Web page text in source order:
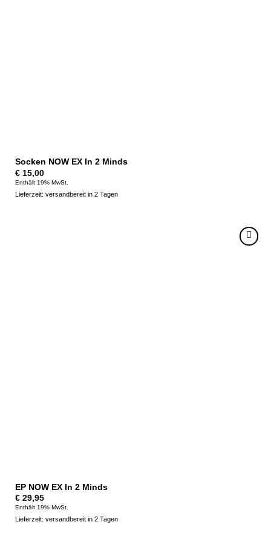
Socken NOW EX In 2 Minds
€15,00
Enthält 19% MwSt.
Lieferzeit: versandbereit in 2 Tagen
EP NOW EX In 2 Minds
€29,95
Enthält 19% MwSt.
Lieferzeit: versandbereit in 2 Tagen